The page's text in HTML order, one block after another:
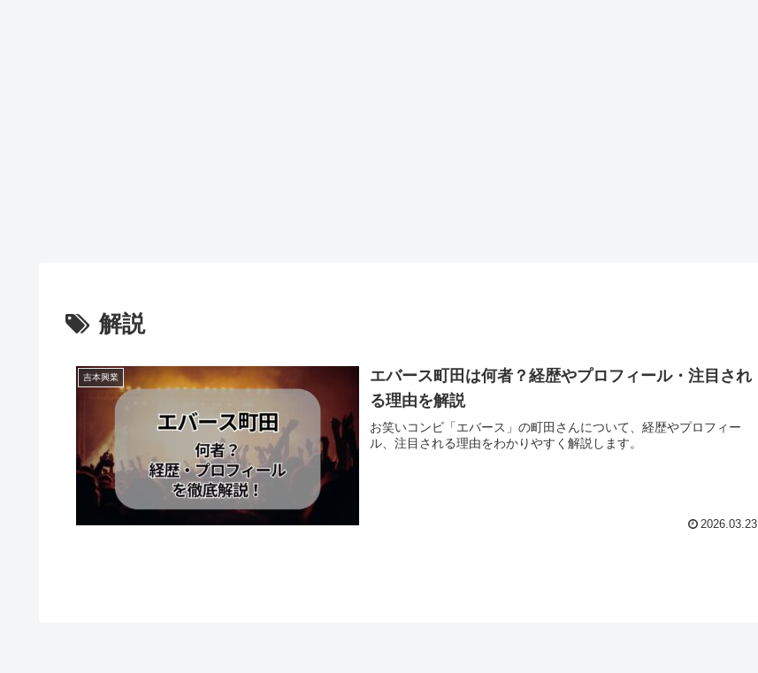
解説
吉本興業
エバース町田は何者？経歴やプロフィール・注目され
る理由を解説
お笑いコンビ「エバース」の町田さんについて、経歴やプロフィー
ル、注目される理由をわかりやすく解説します。
2026.03.23